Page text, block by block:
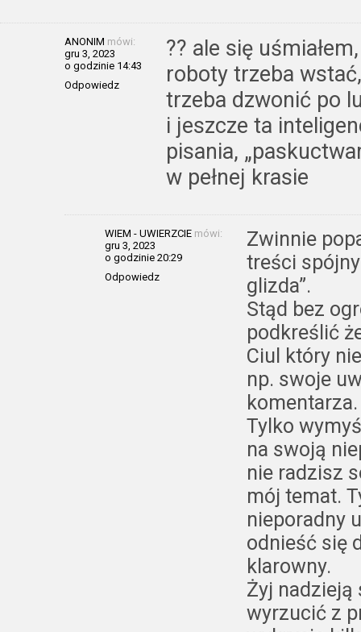
ANONIM mówi:
gru 3, 2023
o godzinie 14:43
Odpowiedz
?? ale się
roboty trzeba
trzeba dzwonić po
i jeszcze ta
pisania,
w pełnej krasie
WIEM - UWIERZCIE mówi:
gru 3, 2023
o godzinie 20:29
Odpowiedz
Zwinnie
treści
glizda”.
Stąd bez
podkreślić
Ciul który
np. swoje
komentarza.
Tylko
na swoją
nie radzisz
mój temat.
nieporadny
odnieść się
klarowny.
Żyj nadzieją
wyrzucić z